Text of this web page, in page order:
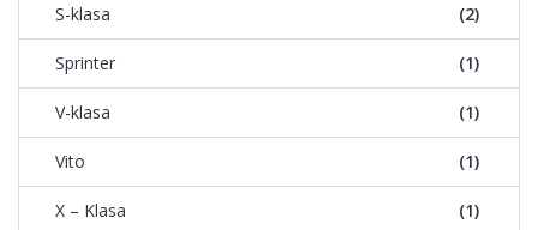
S-klasa (2)
Sprinter (1)
V-klasa (1)
Vito (1)
X – Klasa (1)